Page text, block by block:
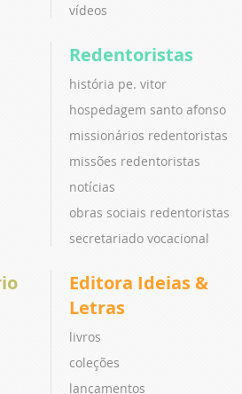
vídeos
Redentoristas
história pe. vitor
hospedagem santo afonso
missionários redentoristas
missões redentoristas
notícias
obras sociais redentoristas
secretariado vocacional
Editora Ideias &
Letras
livros
coleções
lançamentos